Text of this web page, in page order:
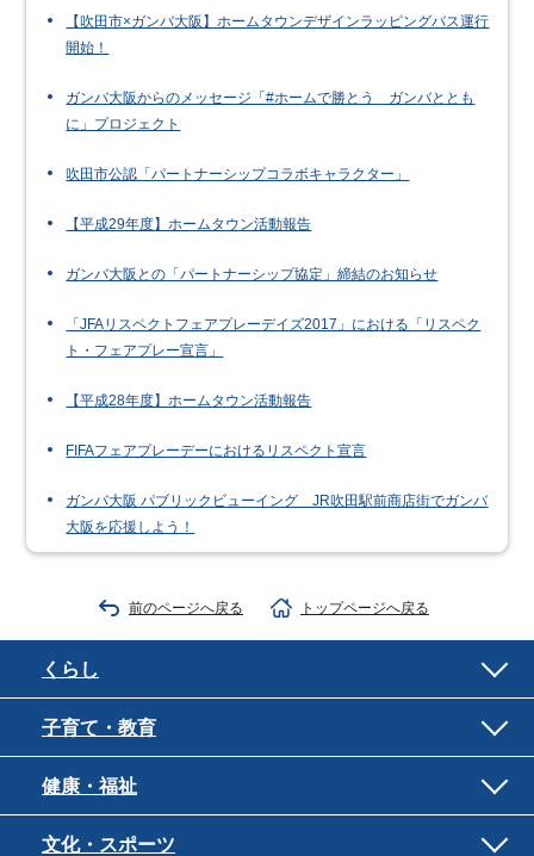
【吹田市×ガンバ大阪】ホームタウンデザインラッピングバス運行
開始！
ガンバ大阪からのメッセージ「#ホームで勝とう ガンバととも
に」プロジェクト
吹田市公認「パートナーシップコラボキャラクター」
【平成29年度】ホームタウン活動報告
ガンバ大阪との「パートナーシップ協定」締結のお知らせ
「JFAリスペクトフェアプレーデイズ2017」における「リスペク
ト・フェアプレー宣言」
【平成28年度】ホームタウン活動報告
FIFAフェアプレーデーにおけるリスペクト宣言
ガンバ大阪 パブリックビューイング JR吹田駅前商店街でガンバ
大阪を応援しよう！
前のページへ戻る トップページへ戻る
くらし
子育て・教育
健康・福祉
文化・スポーツ